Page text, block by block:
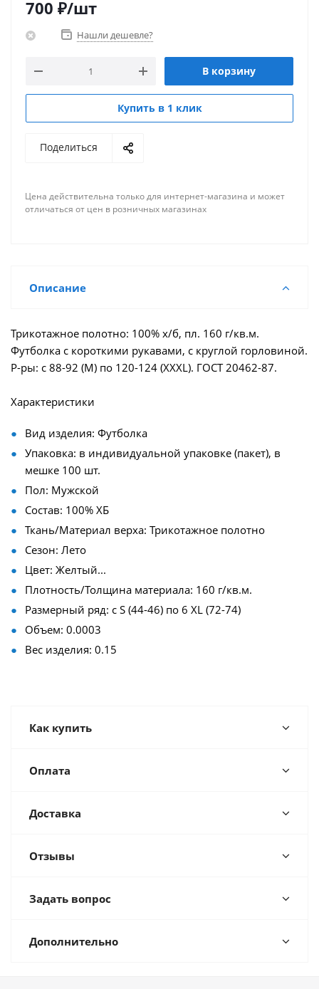
700 ₽/шт
Нашли дешевле?
В корзину
Купить в 1 клик
Поделиться
Цена действительна только для интернет-магазина и может
отличаться от цен в розничных магазинах
Описание
Трикотажное полотно: 100% х/б, пл. 160 г/кв.м.
Футболка с короткими рукавами, с круглой горловиной.
Р-ры: с 88-92 (М) по 120-124 (XXXL). ГОСТ 20462-87.
Характеристики
Вид изделия: Футболка
Упаковка: в индивидуальной упаковке (пакет), в
мешке 100 шт.
Пол: Мужской
Состав: 100% ХБ
Ткань/Материал верха: Трикотажное полотно
Сезон: Лето
Цвет: Желтый...
Плотность/Толщина материала: 160 г/кв.м.
Размерный ряд: с S (44-46) по 6 XL (72-74)
Объем: 0.0003
Вес изделия: 0.15
Как купить
Оплата
Доставка
Отзывы
Задать вопрос
Дополнительно